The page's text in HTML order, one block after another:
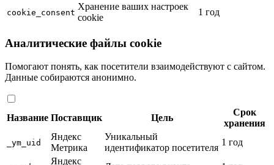
cookie_consent
Хранение ваших настроек
cookie
1 год
Аналитические файлы cookie
Помогают понять, как посетители взаимодействуют с сайтом.
Данные собираются анонимно.
Название Поставщик Цель
Срок
хранения
_ym_uid
Яндекс
Метрика
Уникальный
идентификатор посетителя
1 год
Яндекс